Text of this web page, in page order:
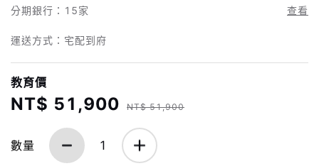
分期銀行： 15家 查看
運送方式：宅配到府
教育價
NT$ 51,900 NT$ 51,900
數量 1